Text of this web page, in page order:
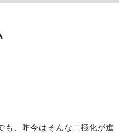
、昨今はそんな二極化が進